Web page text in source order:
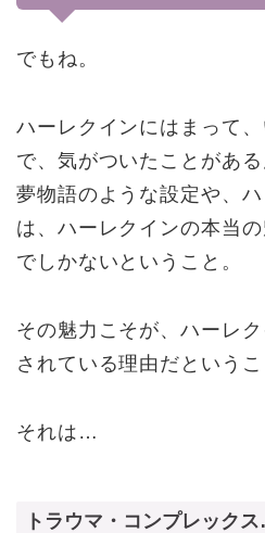
でもね。
ハーレクインにはまって
で、気がついたことがある
夢物語のような設定や、
は、ハーレクインの本当
でしかないということ。
その魅力こそが、ハーレ
されている理由だというこ
それは…
トラウマ・コンプレック